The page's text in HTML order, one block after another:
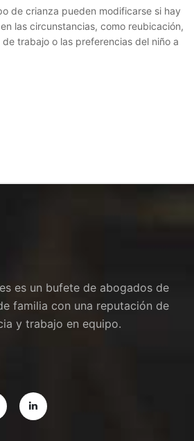
de crianza pueden modificarse si hay
las circunstancias, como reubicación,
trabajo o las preferencias del niño a
es un bufete de abogados de
familia con una reputación de
y trabajo en equipo.